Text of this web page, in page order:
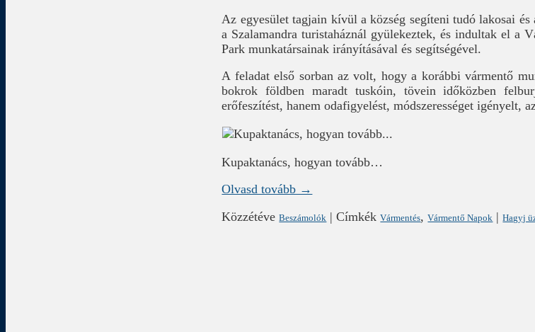
Az egyesület tagjain kívül a község segíteni tudó lakosai
a Szalamandra turistaháznál gyülekeztek, és indultak el a
Park munkatársainak irányításával és segítségével.
A feladat első sorban az volt, hogy a korábbi vármentő
bokrok földben maradt tuskóin, tövein időközben
erőfeszítést, hanem odafigyelést, módszerességet igényelt,
Kupaktanács, hogyan tovább…
Olvasd tovább →
Közzétéve Beszámolók |Címkék Vármentés,Vármentő Napok |Hagyj